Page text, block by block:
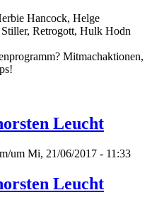
Hancock, Helge
Retrogott, Hulk Hodn
Mitmachaktionen,
Leucht
um Mi, 21/06/2017 - 11:33
Leucht